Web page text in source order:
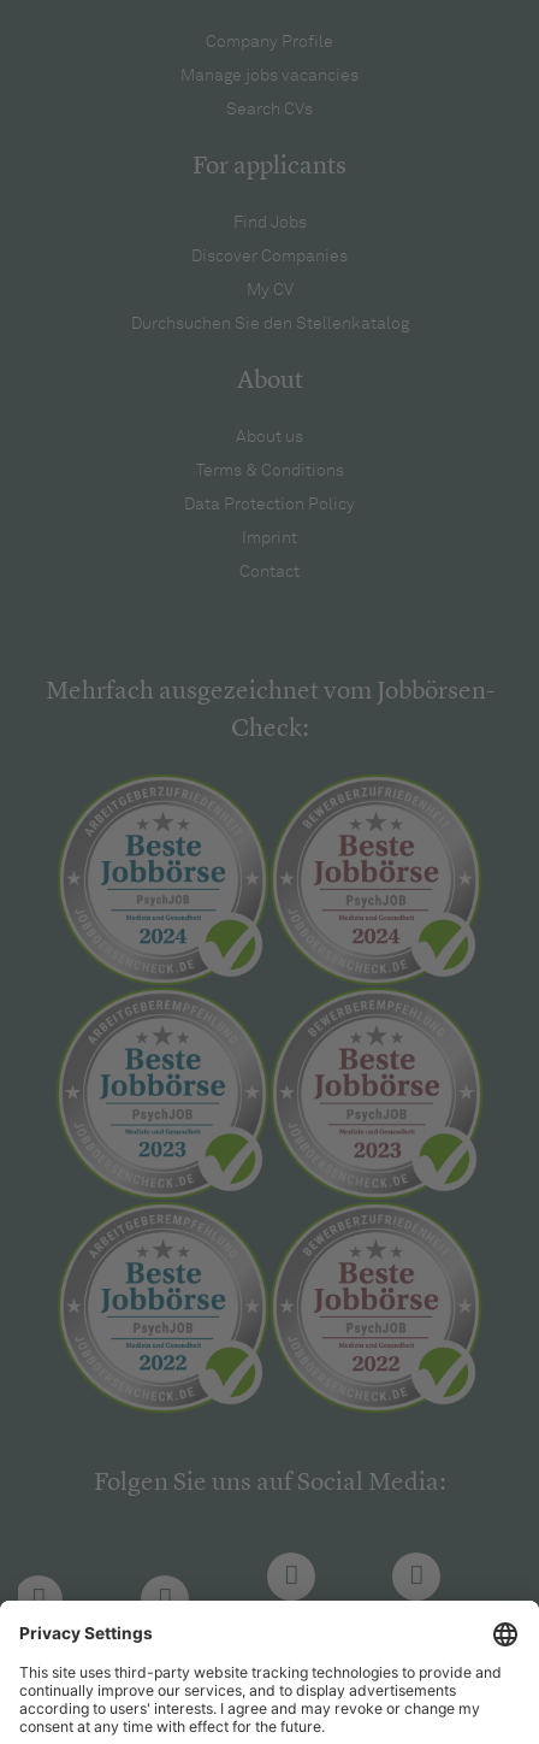
Company Profile
Manage jobs vacancies
Search CVs
For applicants
Find Jobs
Discover Companies
My CV
Durchsuchen Sie den Stellenkatalog
About
About us
Terms & Conditions
Data Protection Policy
Imprint
Contact
Mehrfach ausgezeichnet vom Jobbörsen-
Check:
Folgen Sie uns auf Social Media:
LinkedIn
PsychJOB PsychJOB
Hogrefe
Verlag
Hogrefe
Verlag